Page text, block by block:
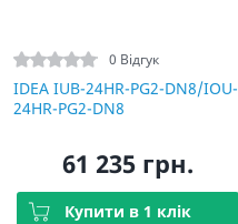
0 Відгук
IDEA IUB-24HR-PG2-DN8/IOU-
24HR-PG2-DN8
61 235 грн.
Купити в 1 клік